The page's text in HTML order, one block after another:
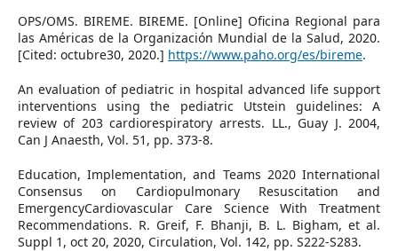
OPS/OMS. BIREME. BIREME. [Online] Oficina Regional para
las Américas de la Organización Mundial de la Salud, 2020.
[Cited: octubre30, 2020.] https://www.paho.org/es/bireme.
An evaluation of pediatric in hospital advanced life support
interventions using the pediatric Utstein guidelines: A
review of 203 cardiorespiratory arrests. LL., Guay J. 2004,
Can J Anaesth, Vol. 51, pp. 373-8.
Education, Implementation, and Teams 2020 International
Consensus on Cardiopulmonary Resuscitation and
EmergencyCardiovascular Care Science With Treatment
Recommendations. R. Greif, F. Bhanji, B. L. Bigham, et al.
Suppl 1, oct 20, 2020, Circulation, Vol. 142, pp. S222-S283.